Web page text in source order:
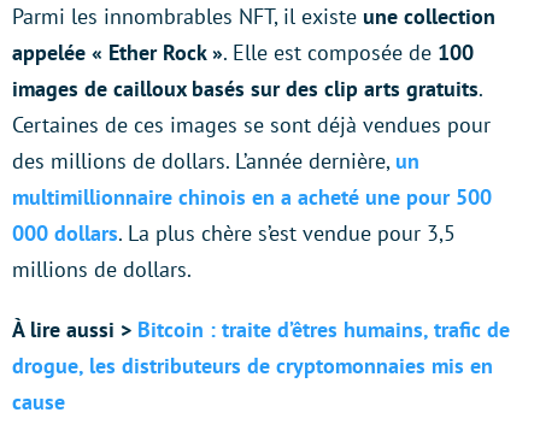
Parmi les innombrables NFT, il existe une collection
appelée « Ether Rock ». Elle est composée de 100
images de cailloux basés sur des clip arts gratuits.
Certaines de ces images se sont déjà vendues pour
des millions de dollars. L’année dernière, un
multimillionnaire chinois en a acheté une pour 500
000 dollars. La plus chère s’est vendue pour 3,5
millions de dollars.
À lire aussi > Bitcoin : traite d’êtres humains, trafic de
drogue, les distributeurs de cryptomonnaies mis en
cause